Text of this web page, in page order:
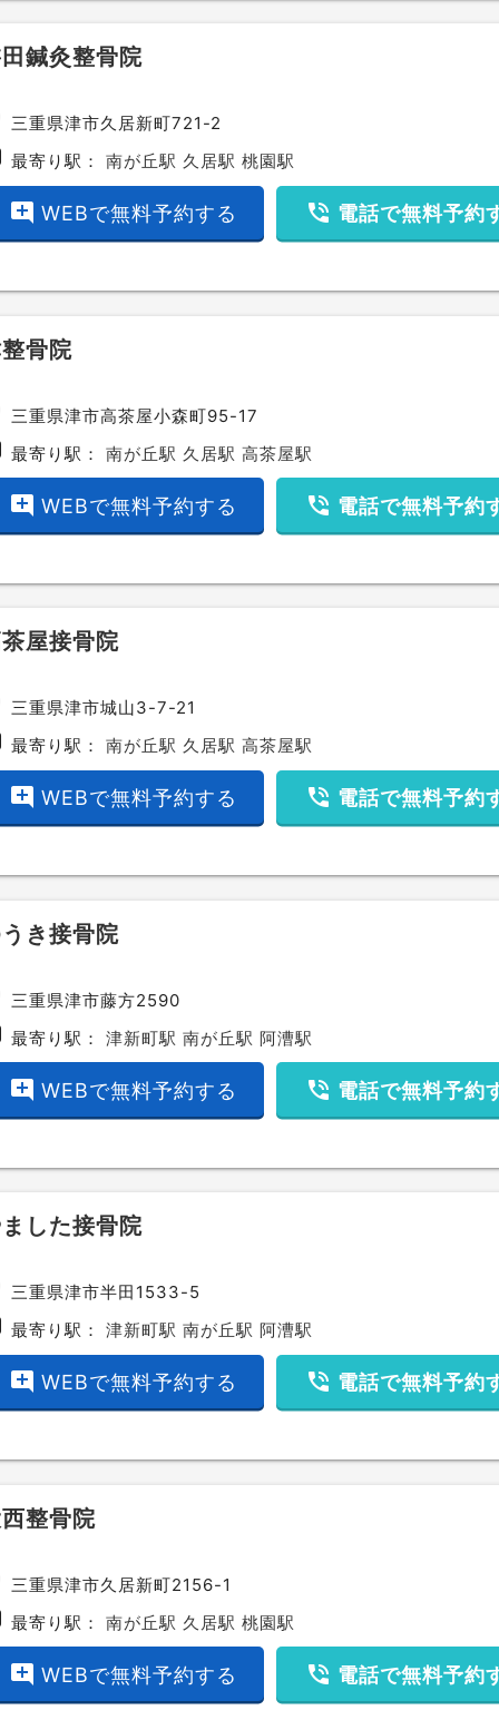
鍼灸整骨院
三重県津市久居新町721-2
最寄り駅：南が丘駅 久居駅 桃園駅
add_comment WEBで無料予約する phone_in_talk 電話で無料予約
骨院
三重県津市高茶屋小森町95-17
最寄り駅：南が丘駅 久居駅 高茶屋駅
add_comment WEBで無料予約する phone_in_talk 電話で無料予約
屋接骨院
三重県津市城山3-7-21
最寄り駅：南が丘駅 久居駅 高茶屋駅
add_comment WEBで無料予約する phone_in_talk 電話で無料予約
き接骨院
三重県津市藤方2590
最寄り駅：津新町駅 南が丘駅 阿漕駅
add_comment WEBで無料予約する phone_in_talk 電話で無料予約
した接骨院
三重県津市半田1533-5
最寄り駅：津新町駅 南が丘駅 阿漕駅
add_comment WEBで無料予約する phone_in_talk 電話で無料予約
整骨院
三重県津市久居新町2156-1
最寄り駅：南が丘駅 久居駅 桃園駅
add_comment WEBで無料予約する phone_in_talk 電話で無料予約